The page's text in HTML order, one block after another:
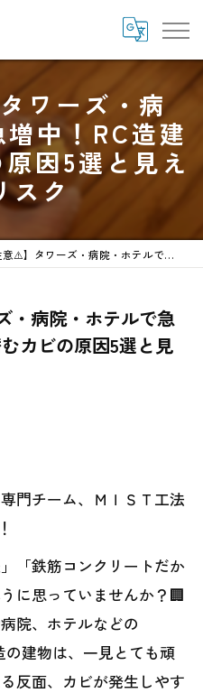
ワーズ・病
中！RC造建
因5選と見え
スク
ワーズ・病院・ホテルで急増中！RC造建物に潜むカビの原因5選と見えないリスク
・病院・ホテルで急
カビの原因5選と見
門チーム、ＭＩＳＴ工法
「鉄筋コンクリートだか
に思っていませんか？🏢
院、ホテルなどの
建物は、一見とても頑
反面、カビが発生しやす